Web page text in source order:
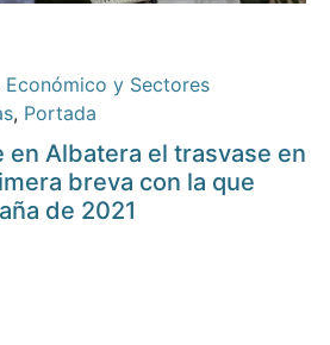
Económico y Sectores
, Portada
en Albatera el trasvase en
breva con la que
de 2021